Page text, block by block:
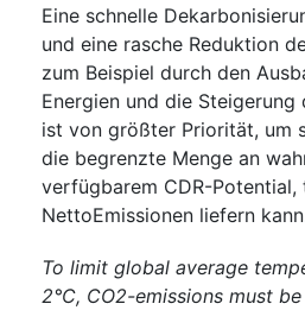
Eine schnelle
und eine rasche Reduktion
zum Beispiel durch den
Energien und die
ist von größter Priorität, um
die begrenzte Menge an
verfügbarem CDR-
NettoEmissionen liefern
To limit global average
2°C, CO2-emissions must